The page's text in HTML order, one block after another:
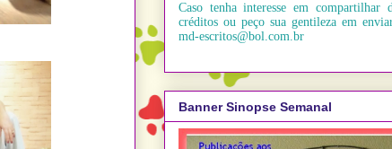
Caso tenha interesse em compartilhar
créditos ou peço sua gentileza em
md-escritos@bol.com.br
Banner Sinopse Semanal